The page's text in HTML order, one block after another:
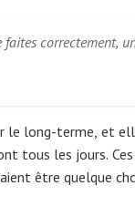
faites correctement,
le long-terme, et
tous les jours.
être quelque